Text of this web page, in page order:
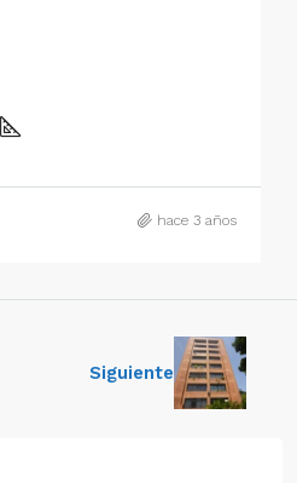
hace 3 años
Siguiente